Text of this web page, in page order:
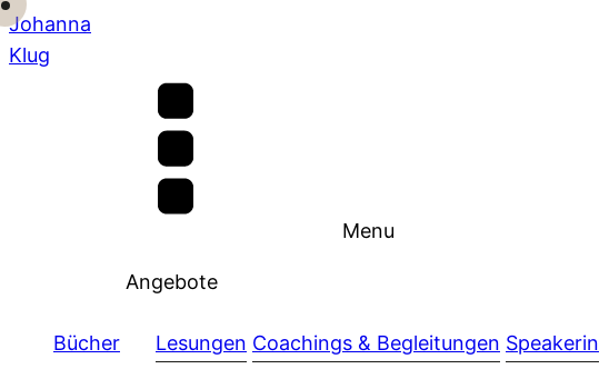
Johanna
Klug
Menu
Bücher
Angebote
Lesungen Coachings & Begleitungen Speakerin